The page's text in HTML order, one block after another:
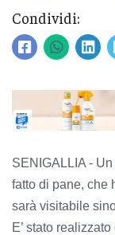
Condividi:
SENIGALLIA -
fatto di pane, che
sarà visitabile
E’ stato